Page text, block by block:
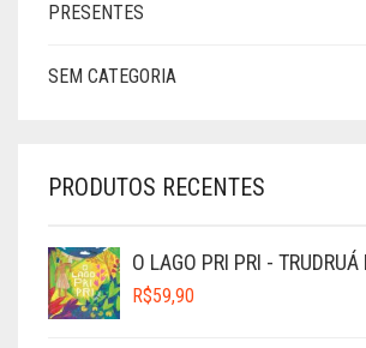
PRESENTES
SEM CATEGORIA
PRODUTOS RECENTES
O LAGO PRI PRI - TRUDRUÁ
R$59,90